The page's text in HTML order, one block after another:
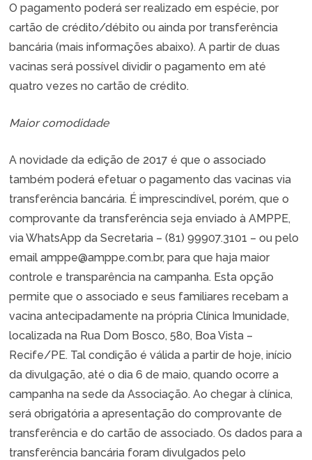
O pagamento poderá ser realizado em espécie, por
cartão de crédito/débito ou ainda por transferência
bancária (mais informações abaixo). A partir de duas
vacinas será possível dividir o pagamento em até
quatro vezes no cartão de crédito.
Maior comodidade
A novidade da edição de 2017 é que o associado
também poderá efetuar o pagamento das vacinas via
transferência bancária. É imprescindível, porém, que o
comprovante da transferência seja enviado à AMPPE,
via WhatsApp da Secretaria – (81) 99907.3101 – ou pelo
email amppe@amppe.com.br, para que haja maior
controle e transparência na campanha. Esta opção
permite que o associado e seus familiares recebam a
vacina antecipadamente na própria Clínica Imunidade,
localizada na Rua Dom Bosco, 580, Boa Vista –
Recife/PE. Tal condição é válida a partir de hoje, início
da divulgação, até o dia 6 de maio, quando ocorre a
campanha na sede da Associação. Ao chegar à clínica,
será obrigatória a apresentação do comprovante de
transferência e do cartão de associado. Os dados para a
transferência bancária foram divulgados pelo